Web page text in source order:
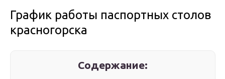
График работы паспортных столов
красногорска
Содержание: